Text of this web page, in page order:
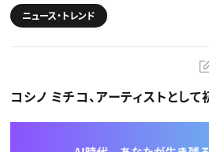
スキルアップしたい！
デザイン
編集・ライティング
マーケティング
業界解説・キャリア事情
TOP Creator’s コラム
Webクリエイター
アプリクリエイター
映像クリエイター
セミナー
ニュース・トレンド
コシノ ミチコ、アーティストとし